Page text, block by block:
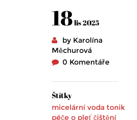
18lis 2025
by Karolína
Měchurová
0 Komentáře
Štítky
micelární voda tonik
péče o pleť čištění